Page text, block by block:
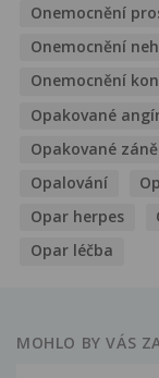
Onemocnění
Onemocnění
Onemocnění
Opakované
Opakované
Opalování
Opar herpes
Opar léčba
MOHLO BY VÁS